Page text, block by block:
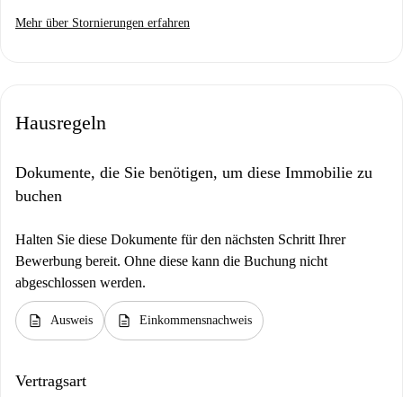
Mehr über Stornierungen erfahren
Hausregeln
Dokumente, die Sie benötigen, um diese Immobilie zu
buchen
Halten Sie diese Dokumente für den nächsten Schritt Ihrer
Bewerbung bereit. Ohne diese kann die Buchung nicht
abgeschlossen werden.
description Ausweis description Einkommensnachweis
Vertragsart